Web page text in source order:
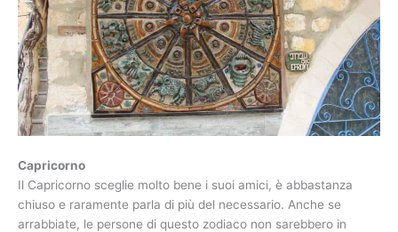
Capricorno
Il Capricorno sceglie molto bene i suoi amici, è abbastanza
chiuso e raramente parla di più del necessario. Anche se
arrabbiate, le persone di questo zodiaco non sarebbero in